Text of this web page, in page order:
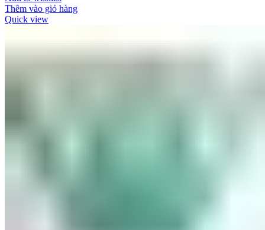
Thêm vào giỏ hàng
Quick view